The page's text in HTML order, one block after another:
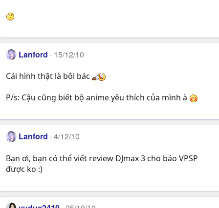
Lanford 15/12/10
Cái hình thật là bôi bác
P/s: Cậu cũng biết bộ anime yêu thích của mình à
Lanford 4/12/10
Bạn ơi, bạn có thể viết review DJmax 3 cho báo VPSP
được ko :)